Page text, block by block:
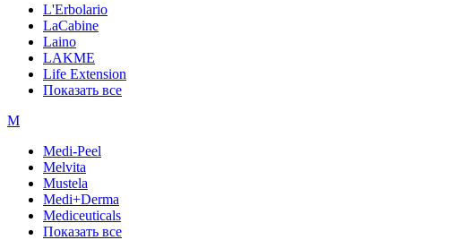
L'Erbolario
LaCabine
Laino
LAKME
Life Extension
Показать все
M
Medi-Peel
Melvita
Mustela
Medi+Derma
Mediceuticals
Показать все